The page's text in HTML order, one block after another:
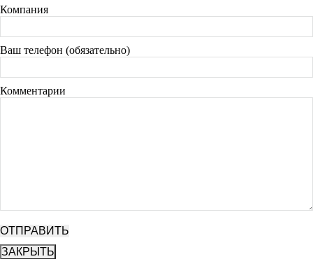
Компания
Ваш телефон (обязательно)
Комментарии
ЗАКРЫТЬ